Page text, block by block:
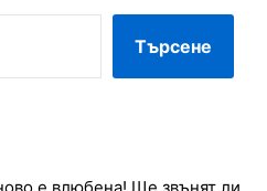
Търсене